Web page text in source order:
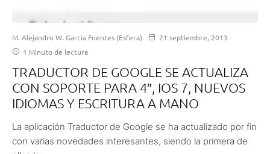
M. Alejandro W. García Fuentes (Esfera)
21 septiembre, 2013
1 Minuto de lectura
TRADUCTOR DE GOOGLE SE ACTUALIZA
CON SOPORTE PARA 4″, IOS 7, NUEVOS
IDIOMAS Y ESCRITURA A MANO
La aplicación Traductor de Google se ha actualizado por fin
con varias novedades interesantes, siendo la primera de